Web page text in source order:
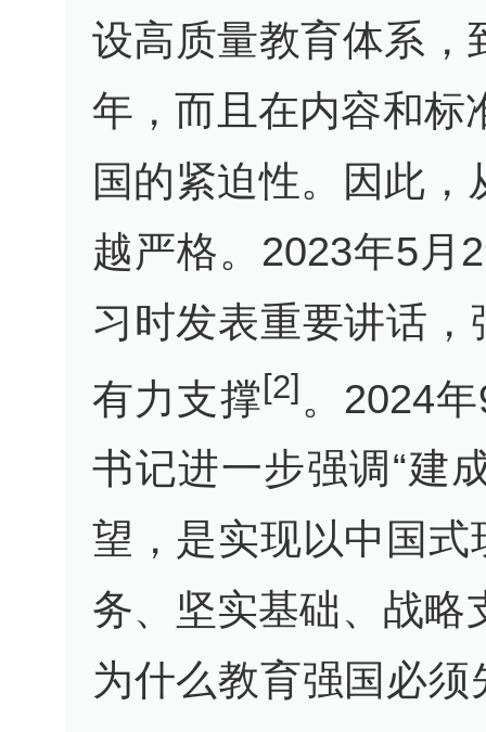
设高质量教育体系，
年，而且在内容和标
国的紧迫性。因此
越严格。2023年5月
习时发表重要讲话
有力支撑[2] 。2024
书记进一步强调“建
望，是实现以中国
务、坚实基础、战略
为什么教育强国必